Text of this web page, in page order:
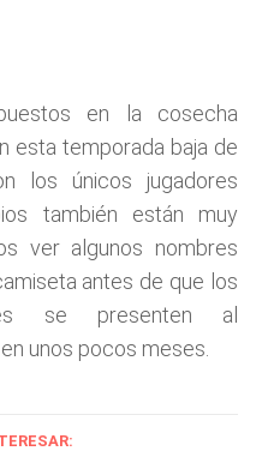
en la cosecha
esta temporada baja de
los únicos jugadores
también están muy
ver algunos nombres
antes de que los
se presenten al
unos pocos meses.